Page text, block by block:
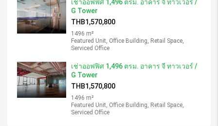
เช่าออฟฟิศ 1,496 ตรม. อาคาร จี ทาวเวอร์ /
G Tower
THB1,570,800
1496 m²
Featured Unit, Office Building, Retail Space,
Serviced Office
เช่าออฟฟิศ 1,496 ตรม. อาคาร จี ทาวเวอร์ /
G Tower
THB1,570,800
1496 m²
Featured Unit, Office Building, Retail Space,
Serviced Office